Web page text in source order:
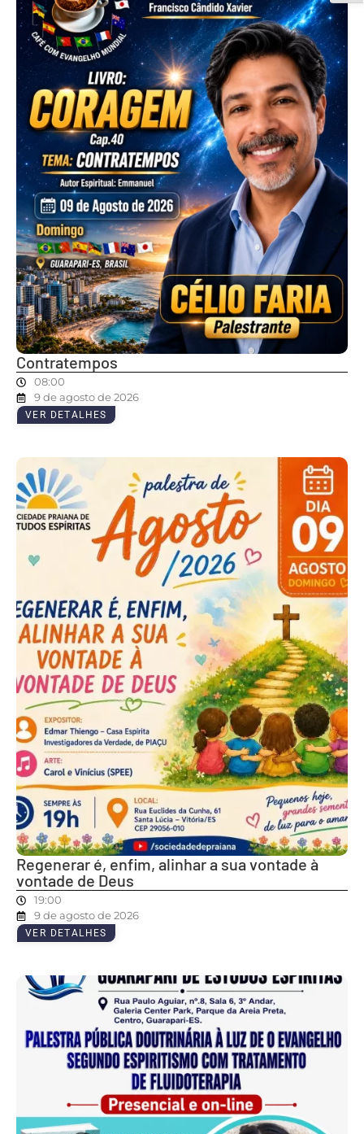
Contratempos
08:00
9 de agosto de 2026
VER DETALHES
Regenerar é, enfim, alinhar a sua vontade à
vontade de Deus
19:00
9 de agosto de 2026
VER DETALHES